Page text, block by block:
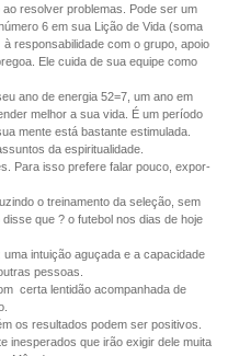
resolver problemas. Pode ser um
6 em sua Lição de Vida (soma
responsabilidade com o grupo, apoio
Ele cuida de sua equipe como
ano de energia 52=7, um ano em
melhor a sua vida. É um período
mente está bastante estimulada.
da espiritualidade.
Para isso prefere falar pouco, expor-
o treinamento da seleção, sem
que ? o futebol nos dias de hoje
intuição aguçada e a capacidade
pessoas.
certa lentidão acompanhada de
os resultados podem ser positivos.
inesperados que irão exigir dele muita